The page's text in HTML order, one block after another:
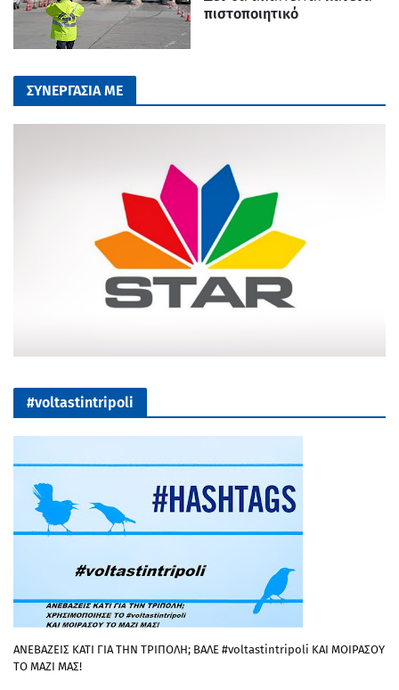
πιστοποιητικό
ΣΥΝΕΡΓΑΣΙΑ ΜΕ
#voltastintripoli
ΑΝΕΒΑΖΕΙΣ ΚΑΤΙ ΓΙΑ ΤΗΝ ΤΡΙΠΟΛΗ; ΒΑΛΕ #voltastintripoli ΚΑΙ ΜΟΙΡΑΣΟΥ
ΤΟ ΜΑΖΙ ΜΑΣ!